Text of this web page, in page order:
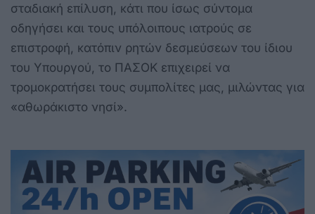
σταδιακή επίλυση, κάτι που ίσως σύντομα
οδηγήσει και τους υπόλοιπους ιατρούς σε
επιστροφή, κατόπιν ρητών δεσμεύσεων του ίδιου
του Υπουργού, το ΠΑΣΟΚ επιχειρεί να
τρομοκρατήσει τους συμπολίτες μας, μιλώντας για
«αθωράκιστο νησί».